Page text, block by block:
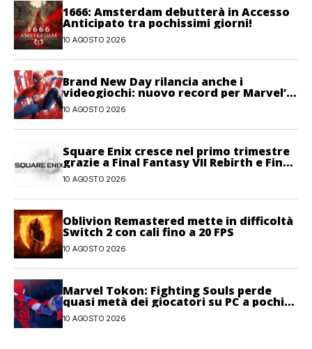
1666: Amsterdam debutterà in Accesso
Anticipato tra pochissimi giorni!
10 AGOSTO 2026
Brand New Day rilancia anche i
videogiochi: nuovo record per Marvel’s
Spider-Man 2
10 AGOSTO 2026
Square Enix cresce nel primo trimestre
grazie a Final Fantasy VII Rebirth e Final
Fantasy XIV
10 AGOSTO 2026
Oblivion Remastered mette in difficoltà
Switch 2 con cali fino a 20 FPS
10 AGOSTO 2026
Marvel Tokon: Fighting Souls perde
quasi metà dei giocatori su PC a pochi
giorni dal lancio
10 AGOSTO 2026